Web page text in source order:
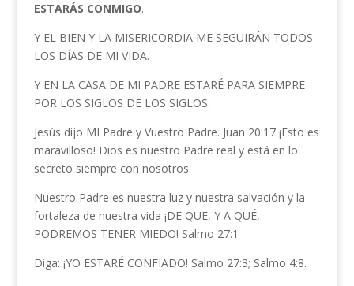
ESTARÁS CONMIGO.
Y EL BIEN Y LA MISERICORDIA ME SEGUIRÁN TODOS
LOS DÍAS DE MI VIDA.
Y EN LA CASA DE MI PADRE ESTARÉ PARA SIEMPRE
POR LOS SIGLOS DE LOS SIGLOS.
Jesús dijo MI Padre y Vuestro Padre. Juan 20:17 ¡Esto es
maravilloso! Dios es nuestro Padre real y está en lo
secreto siempre con nosotros.
Nuestro Padre es nuestra luz y nuestra salvación y la
fortaleza de nuestra vida ¡DE QUE, Y A QUÉ,
PODREMOS TENER MIEDO! Salmo 27:1
Diga: ¡YO ESTARÉ CONFIADO! Salmo 27:3; Salmo 4:8.